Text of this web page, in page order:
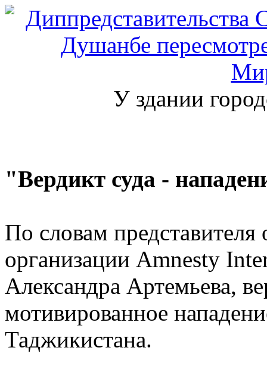
У здании
"Вердикт суда -
По словам
организации Amnesty
Александра Артемьева,
мотивированное
Таджикистана.